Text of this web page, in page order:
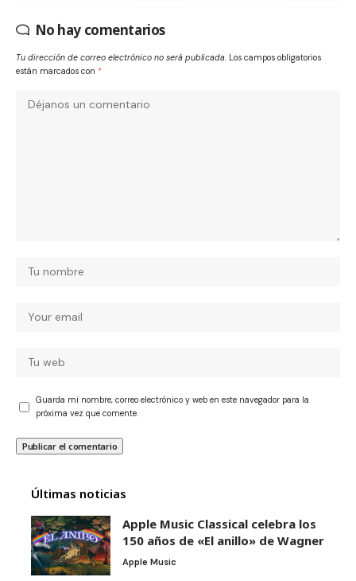
No hay comentarios
Tu dirección de correo electrónico no será publicada. Los campos obligatorios
están marcados con *
Guarda mi nombre, correo electrónico y web en este navegador para la
próxima vez que comente.
Últimas noticias
Apple Music Classical celebra los
150 años de «El anillo» de Wagner
Apple Music